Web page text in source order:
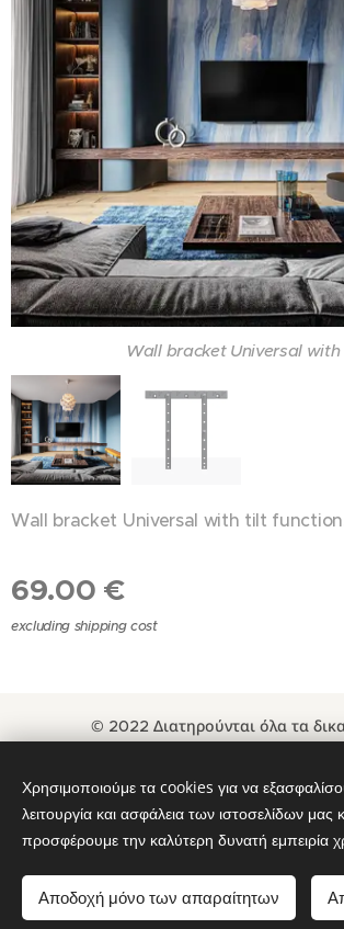
Wall bracket Universal
Wall bracket Universal
Wall bracket Universal with tilt
69.00 €
excluding shipping cost
© 2022 Διατηρούνται όλα τα
www.loewe-gallery-thessaloniki.gr
Languages
Χρησιμοποιούμε τα cookies για να
λειτουργία και ασφάλεια των ιστοσελίδων μας
προσφέρουμε την καλύτερη δυνατή εμπειρία
Αποδοχή μόνο των απαραίτητων